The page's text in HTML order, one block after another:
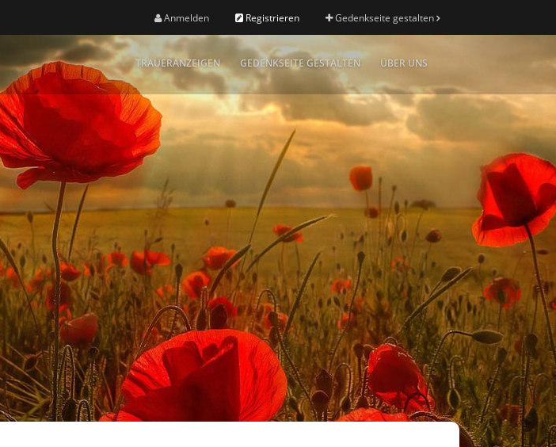
Anmelden Registrieren Gedenkseite gestalten
TRAUERANZEIGEN GEDENKSEITE GESTALTEN ÜBER UNS